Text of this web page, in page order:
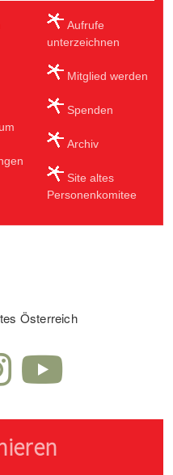
Aufrufe
unterzeichnen
Mitglied werden
Spenden
Archiv
Site altes
Personenkomitee
Österreich